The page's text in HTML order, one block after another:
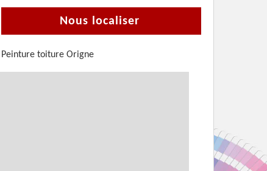
Nous localiser
Peinture toiture Origne